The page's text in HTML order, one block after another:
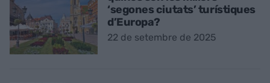
‘segones ciutats’ turístiques
d’Europa?
22 de setembre de 2025